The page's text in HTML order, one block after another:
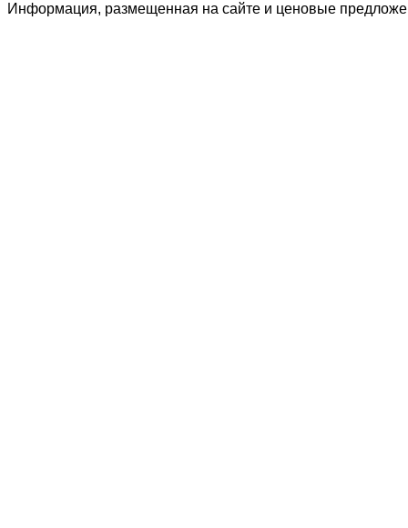
Информация, размещенная на сайте и ценовые